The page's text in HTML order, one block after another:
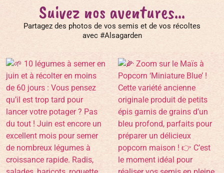
Suivez nos aventures...
Partagez des photos de vos semis et de vos récoltes
avec #Alsagarden